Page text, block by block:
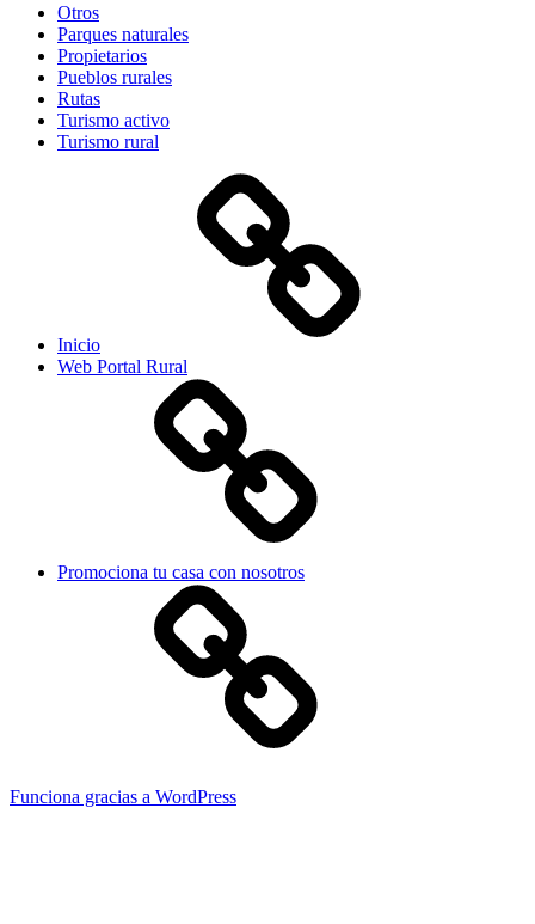
Otros
Parques naturales
Propietarios
Pueblos rurales
Rutas
Turismo activo
Turismo rural
Inicio
Web Portal Rural
Promociona tu casa con nosotros
Funciona gracias a WordPress